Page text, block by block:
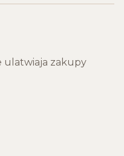
ulatwiaja zakupy